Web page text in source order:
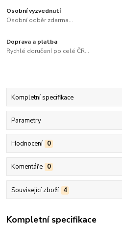
Osobní vyzvednutí
Osobní odběr zdarma...
Doprava a platba
Rychlé doručení po celé ČR...
Kompletní specifikace
Parametry
Hodnocení 0
Komentáře 0
Související zboží 4
Kompletní specifikace